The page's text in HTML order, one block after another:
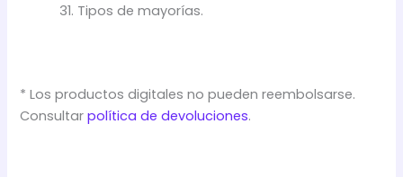
Tipos de mayorías.
* Los productos digitales no pueden reembolsarse.
Consultarpolítica de devoluciones.